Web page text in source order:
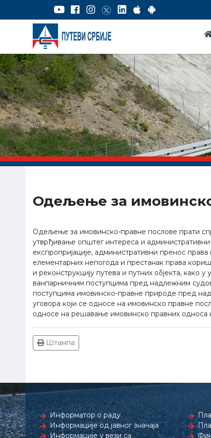
Одељење за
Одељење за имовинско-правне послове прати
утврђивање општег интереса и
експропријације, административни пренос
елементарних непогода и престанак права
и реконструкцију путева и путних објекта,
ванпарничним поступцима пред надлежним
поступцима имовинско-правне природе пред
уговора који се односе на имовинско правне
односе на решавање имовинско правних односа
Штампа
Информатор о раду
Информације од јавног значаја
Информације у вези са